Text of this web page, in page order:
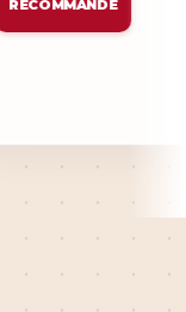
RECOMMANDÉ